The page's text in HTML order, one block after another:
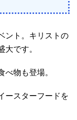
ント。キリストの
大です。
べ物も登場。
ースターフードを